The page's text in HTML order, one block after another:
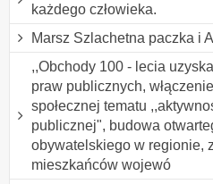
każdego człowieka.
Marsz Szlachetna paczka i
,,Obchody 100 - lecia
praw publicznych,
społecznej tematu
publicznej", budowa
obywatelskiego w regionie,
mieszkańców wojewó